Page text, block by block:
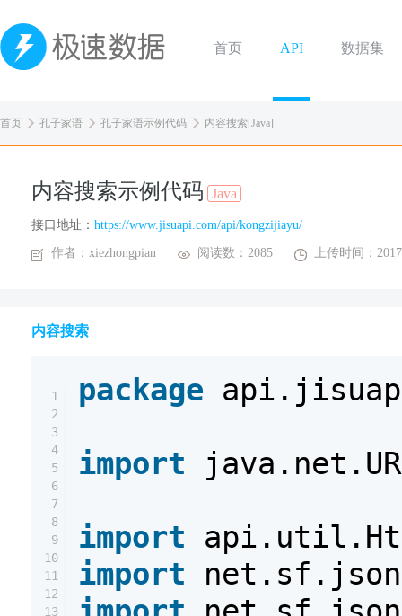
首页 API 数据集
首页 孔子家语 孔子家语示例代码 内容搜索[Java]
内容搜索示例代码 Java
接口地址： https://www.jisuapi.com/api/kongzijiayu/
作者：xiezhongpian 阅读数：2085 上传时间：
内容搜索
1
2
3
4
5
6
7
8
9
10
11
12
13
package
import
import
import